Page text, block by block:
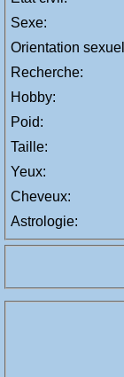
Sexe:
Orientation
Recherche:
Hobby:
Poid:
Taille:
Yeux:
Cheveux:
Astrologie: